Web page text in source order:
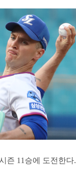
즌 11승에 도전한다.